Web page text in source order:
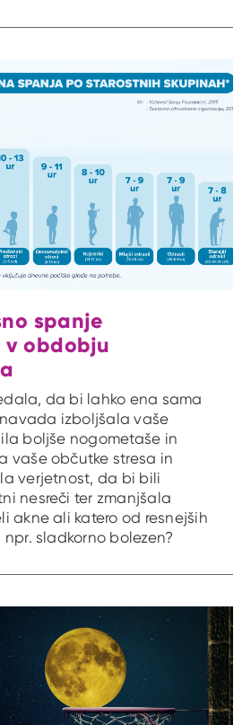
spanje
obdobju
da bi lahko ena sama
izboljšala vaše
boljše nogometaše in
vaše občutke stresa in
verjetnost, da bi bili
nesreči ter zmanjšala
akne ali katero od resnejših
sladkorno bolezen?